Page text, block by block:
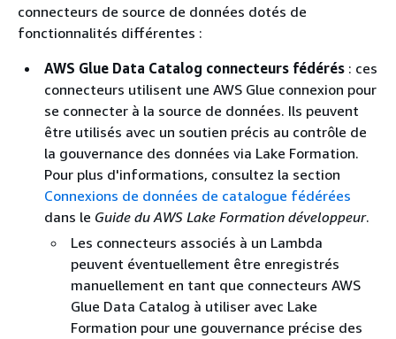
connecteurs de source de données dotés de
fonctionnalités différentes :
AWS Glue Data Catalog connecteurs fédérés : ces
connecteurs utilisent une AWS Glue connexion pour
se connecter à la source de données. Ils peuvent
être utilisés avec un soutien précis au contrôle de
la gouvernance des données via Lake Formation.
Pour plus d'informations, consultez la section
Connexions de données de catalogue fédérées
dans le Guide du AWS Lake Formation développeur.
Les connecteurs associés à un Lambda
peuvent éventuellement être enregistrés
manuellement en tant que connecteurs AWS
Glue Data Catalog à utiliser avec Lake
Formation pour une gouvernance précise des